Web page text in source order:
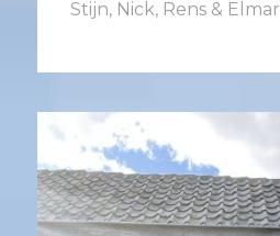
Stijn, Nick, Rens & Elmar